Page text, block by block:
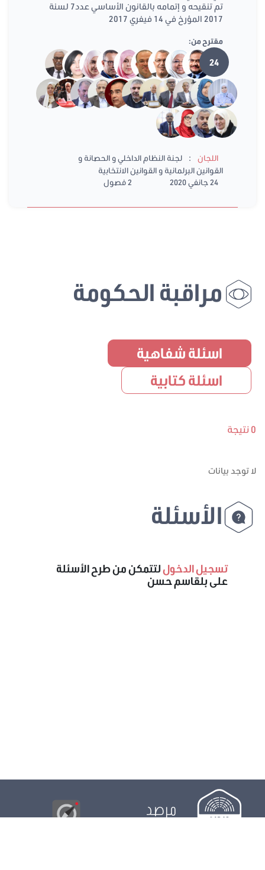
تم تنقيحه و إتمامه بالقانون الأساسي عدد7 لسنة
2017 المؤرخ في 14 فيفري 2017
مقترح من:
24
اللجان :
لجنة النظام الداخلي و الحصانة و
القوانين البرلمانية و القوانين الانتخابية
24 جانفي 2020
2 فصول
مراقبة الحكومة
اسئلة شفاهية
اسئلة كتابية
0 نتيجة
لا توجد بيانات
الأسئلة
تسجيل الدخوللتتمكن من طرح الأسئلة
على بلقاسم حسن
مرصد